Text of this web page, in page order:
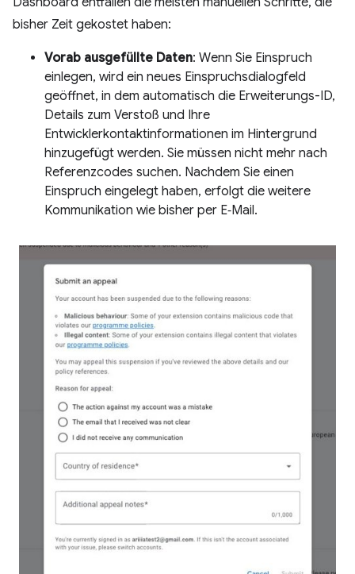
bisher Zeit gekostet haben:
Vorab ausgefüllte Daten: Wenn Sie Einspruch
einlegen, wird ein neues Einspruchsdialogfeld
geöffnet, in dem automatisch die Erweiterungs-ID,
Details zum Verstoß und Ihre
Entwicklerkontaktinformationen im Hintergrund
hinzugefügt werden. Sie müssen nicht mehr nach
Referenzcodes suchen. Nachdem Sie einen
Einspruch eingelegt haben, erfolgt die weitere
Kommunikation wie bisher per E‑Mail.